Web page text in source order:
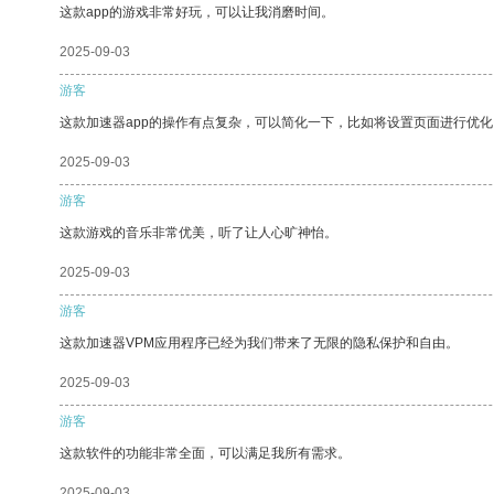
这款app的游戏非常好玩，可以让我消磨时间。
2025-09-03
游客
这款加速器app的操作有点复杂，可以简化一下，比如将设置页面进行优
2025-09-03
游客
这款游戏的音乐非常优美，听了让人心旷神怡。
2025-09-03
游客
这款加速器VPM应用程序已经为我们带来了无限的隐私保护和自由。
2025-09-03
游客
这款软件的功能非常全面，可以满足我所有需求。